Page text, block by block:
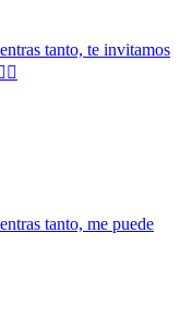
tanto, te invitamos
tanto, me puede